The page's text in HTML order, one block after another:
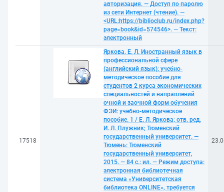
авторизация. — Доступ по паролю
из сети Интернет (чтение). —
<URL:https://biblioclub.ru/index.php?
page=book&id=574546>. — Текст:
электронный
17518
Яркова, Е. Л. Иностранный язык в
профессиональной сфере
(английский язык): учебно-
методическое пособие для
студентов 2 курса экономических
специальностей и направлений
очной и заочной форм обучения
ФЭИ: учебно-методическое
пособие. 1 / Е. Л. Яркова; отв. ред.
И. Л. Плужник; Тюменский
государственный университет. —
Тюмень: Тюменский
государственный университет,
2015. — 84 с.: ил. — Режим доступа:
электронная библиотечная
система «Университетская
библиотека ONLINE», требуется